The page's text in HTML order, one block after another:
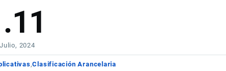
2024
Clasificación Arancelaria